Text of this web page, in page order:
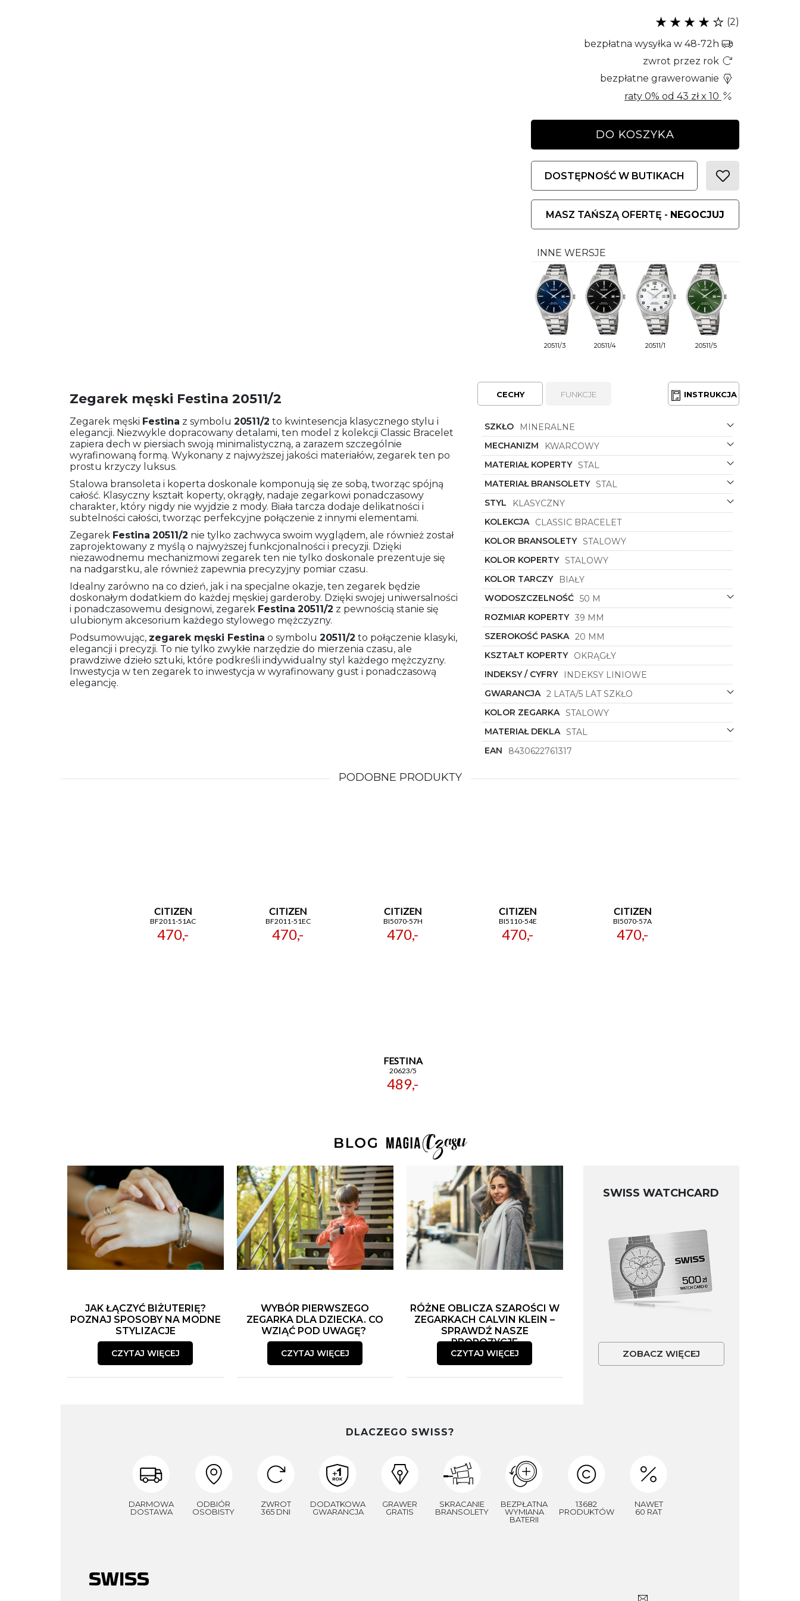
(2)
bezpłatna wysyłka w 48-72h
zwrot przez rok
bezpłatne grawerowanie
raty 0% od 43 złx 10
DO KOSZYKA
DOSTĘPNOŚĆ W BUTIKACH
MASZ TAŃSZĄ OFERTĘ - NEGOCJUJ
INNE WERSJE
20511/3 20511/4 20511/1 20511/5
Zegarek męski Festina 20511/2
Zegarek męski Festina z symbolu 20511/2 to kwintesencja klasycznego stylu i
elegancji. Niezwykle dopracowany detalami, ten model z kolekcji Classic Bracelet
zapiera dech w piersiach swoją minimalistyczną, a zarazem szczególnie
wyrafinowaną formą. Wykonany z najwyższej jakości materiałów, zegarek ten po
prostu krzyczy luksus.
Stalowa bransoleta i koperta doskonale komponują się ze sobą, tworząc spójną
całość. Klasyczny kształt koperty, okrągły, nadaje zegarkowi ponadczasowy
charakter, który nigdy nie wyjdzie z mody. Biała tarcza dodaje delikatności i
subtelności całości, tworząc perfekcyjne połączenie z innymi elementami.
Zegarek Festina 20511/2 nie tylko zachwyca swoim wyglądem, ale również został
zaprojektowany z myślą o najwyższej funkcjonalności i precyzji. Dzięki
niezawodnemu mechanizmowi zegarek ten nie tylko doskonale prezentuje się
na nadgarstku, ale również zapewnia precyzyjny pomiar czasu.
Idealny zarówno na co dzień, jak i na specjalne okazje, ten zegarek będzie
doskonałym dodatkiem do każdej męskiej garderoby. Dzięki swojej uniwersalności
i ponadczasowemu designowi, zegarek Festina 20511/2 z pewnością stanie się
ulubionym akcesorium każdego stylowego mężczyzny.
Podsumowując, zegarek męski Festina o symbolu 20511/2 to połączenie klasyki,
elegancji i precyzji. To nie tylko zwykłe narzędzie do mierzenia czasu, ale
prawdziwe dzieło sztuki, które podkreśli indywidualny styl każdego mężczyzny.
Inwestycja w ten zegarek to inwestycja w wyrafinowany gust i ponadczasową
elegancję.
CECHY FUNKCJE INSTRUKCJA
SZKŁO
MINERALNE
MECHANIZM
KWARCOWY
MATERIAŁ KOPERTY STAL
MATERIAŁ BRANSOLETY STAL
STYL
KLASYCZNY
KOLEKCJA
CLASSIC BRACELET
KOLOR BRANSOLETY STALOWY
KOLOR KOPERTY STALOWY
KOLOR TARCZY
BIAŁY
WODOSZCZELNOŚĆ 50 M
ROZMIAR KOPERTY 39 MM
SZEROKOŚĆ PASKA 20 MM
KSZTAŁT KOPERTY
OKRĄGŁY
INDEKSY / CYFRY
INDEKSY LINIOWE
GWARANCJA 2 LATA/5 LAT SZKŁO
KOLOR ZEGARKA STALOWY
MATERIAŁ DEKLA STAL
EAN
8430622761317
PODOBNE PRODUKTY
CITIZEN
BF2011-51AC
470,-
CITIZEN
BF2011-51EC
470,-
CITIZEN
BI5070-57H
470,-
CITIZEN
BI5110-54E
470,-
CITIZEN
BI5070-57A
470,-
FESTINA
20623/5
489,-
JAK ŁĄCZYĆ BIŻUTERIĘ?
POZNAJ SPOSOBY NA MODNE
STYLIZACJE
CZYTAJ WIĘCEJ
WYBÓR PIERWSZEGO
ZEGARKA DLA DZIECKA. CO
WZIĄĆ POD UWAGĘ?
CZYTAJ WIĘCEJ
RÓŻNE OBLICZA SZAROŚCI W
ZEGARKACH CALVIN KLEIN –
SPRAWDŹ NASZE
PROPOZYCJE
CZYTAJ WIĘCEJ
SWISS WATCHCARD
ZOBACZ WIĘCEJ
DLACZEGO SWISS?
DARMOWA
DOSTAWA
ODBIÓR
OSOBISTY
ZWROT
365 DNI
DODATKOWA
GWARANCJA
GRAWER
GRATIS
SKRACANIE
BRANSOLETY
BEZPŁATNA
WYMIANA
BATERII
13682
PRODUKTÓW
NAWET
60 RAT